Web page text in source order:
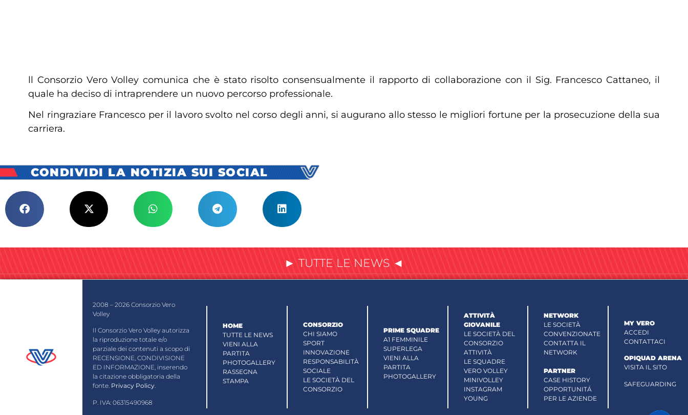
ll Consorzio Vero Volley comunica che è stato risolto consensualmente il rapporto di collaborazione con il Sig. Francesco Cattaneo, il
quale ha deciso di intraprendere un nuovo percorso professionale.
Nel ringraziare Francesco per il lavoro svolto nel corso degli anni, si augurano allo stesso le migliori fortune per la prosecuzione della sua
carriera.
CONDIVIDI LA NOTIZIA SUI SOCIAL
► TUTTE LE NEWS ◄
2008 – 2026 Consorzio Vero
Volley
Il Consorzio Vero Volley autorizza
la riproduzione totale e/o
parziale dei contenuti a scopo di
RECENSIONE, CONDIVISIONE
ED INFORMAZIONE, inserendo
la citazione obbligatoria della
fonte. Privacy Policy.
P. IVA: 06315490968
HOME
TUTTE LE NEWS
VIENI ALLA
PARTITA
PHOTOGALLERY
RASSEGNA
STAMPA
CONSORZIO
CHI SIAMO
SPORT
INNOVAZIONE
RESPONSABILITÀ
SOCIALE
LE SOCIETÀ DEL
CONSORZIO
PRIME SQUADRE
A1 FEMMINILE
SUPERLEGA
VIENI ALLA
PARTITA
PHOTOGALLERY
ATTIVITÀ
GIOVANILE
LE SOCIETÀ DEL
CONSORZIO
ATTIVITÀ
LE SQUADRE
VERO VOLLEY
MINIVOLLEY
INSTAGRAM
YOUNG
NETWORK
LE SOCIETÀ
CONVENZIONATE
CONTATTA IL
NETWORK
PARTNER
CASE HISTORY
OPPORTUNITÁ
PER LE AZIENDE
MY VERO
ACCEDI
CONTATTACI
OPIQUAD ARENA
VISITA IL SITO
SAFEGUARDING